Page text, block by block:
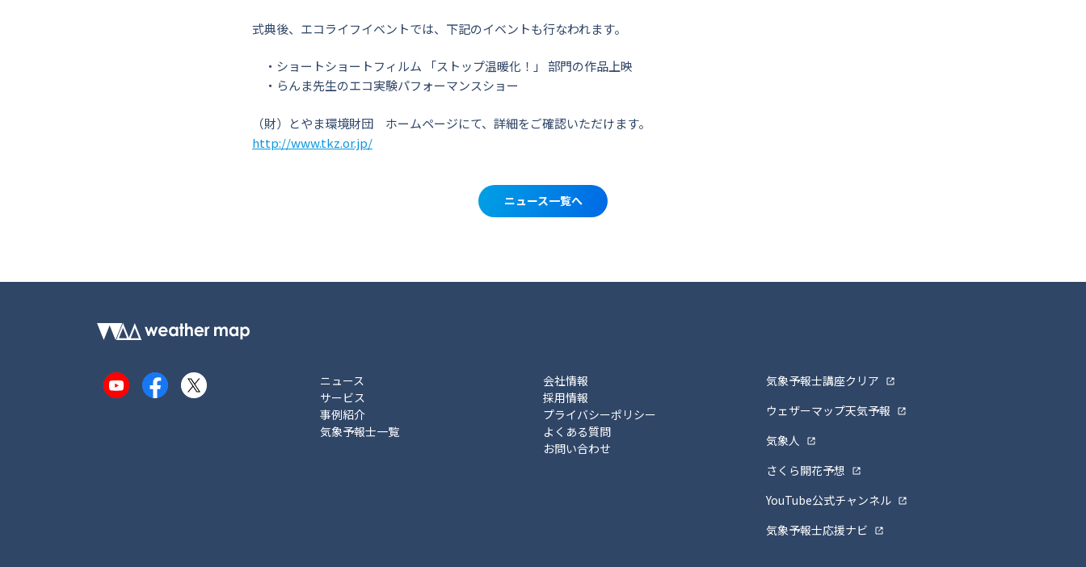
式典後、エコライフイベントでは、下記のイベントも行なわれます。
・ショートショートフィルム 「ストップ温暖化！」 部門の作品上映
・らんま先生のエコ実験パフォーマンスショー
（財）とやま環境財団 ホームページにて、詳細をご確認いただけます。
http://www.tkz.or.jp/
ニュース一覧へ
YouTubeFacebook
X
ニュース
サービス
事例紹介
気象予報士一覧
会社情報
採用情報
プライバシーポリシー
よくある質問
お問い合わせ
気象予報士講座クリア
ウェザーマップ天気予報
気象人
さくら開花予想
YouTube公式チャンネル
気象予報士応援ナビ